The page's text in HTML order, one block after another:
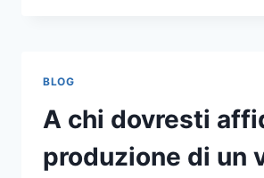
NELLE
SCOMMESSE
SPORTIVE
ONLINE
BLOG
A chi dovresti
produzione di un